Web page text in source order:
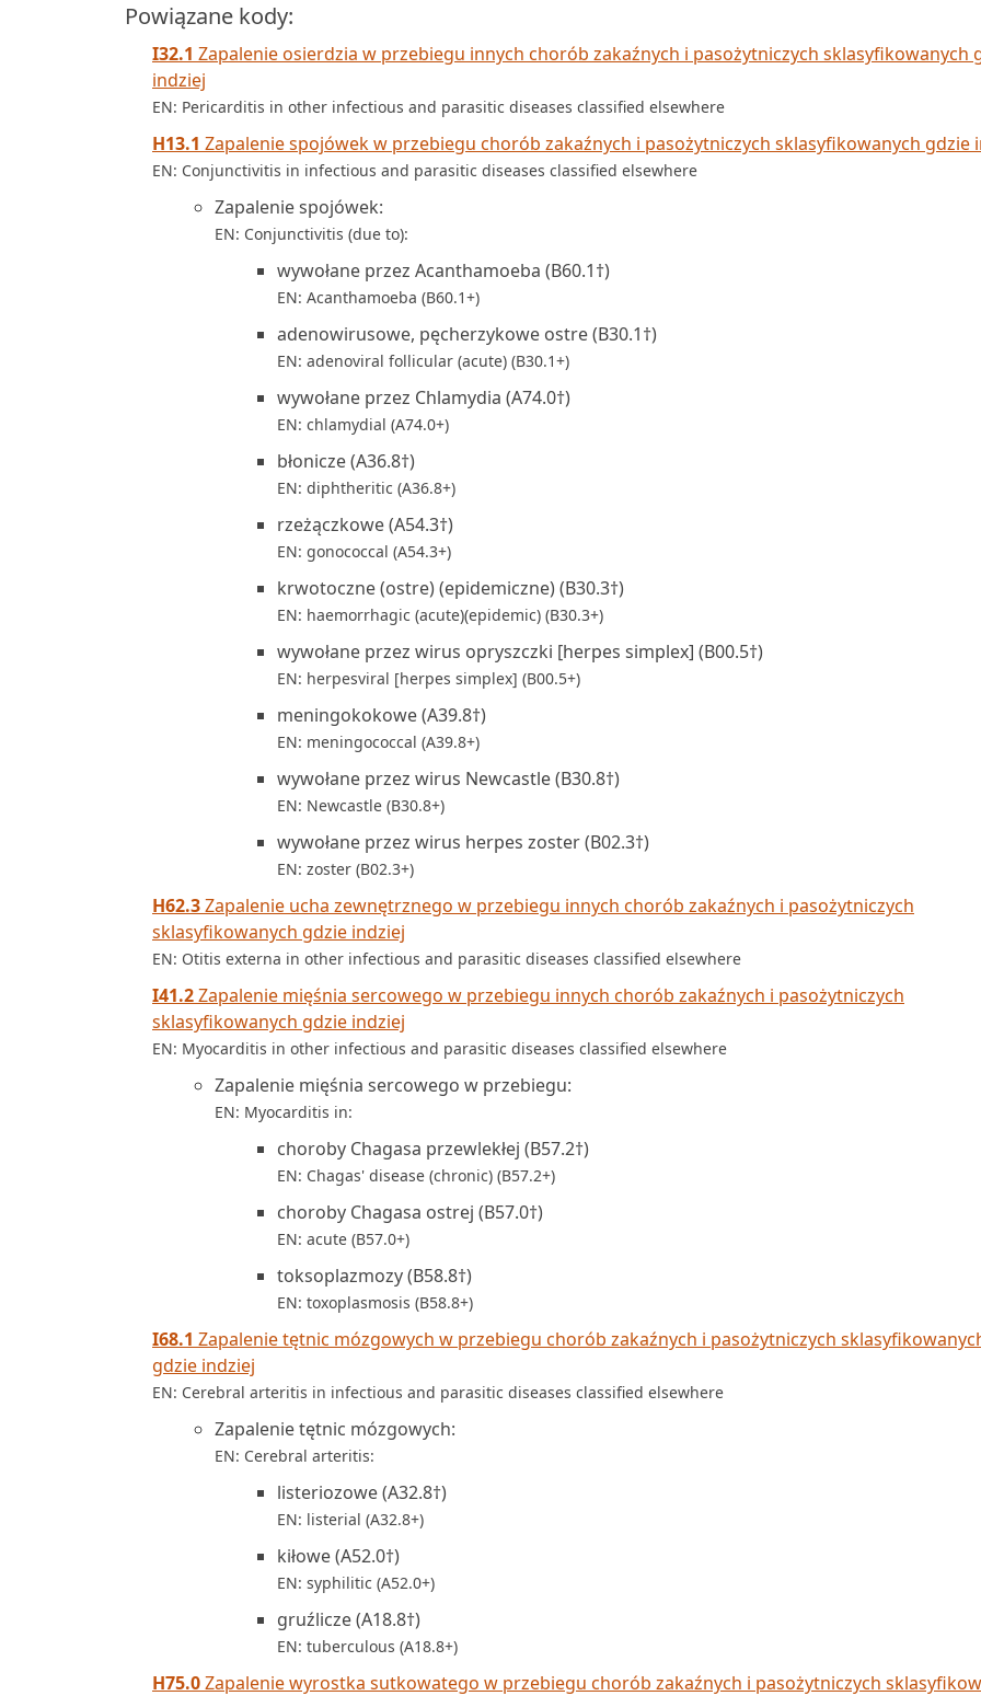
Powiązane kody:
I32.1 Zapalenie osierdzia w przebiegu innych chorób zakaźnych i pasożytniczych sklasyfikowanych
indziej
EN: Pericarditis in other infectious and parasitic diseases classified elsewhere
H13.1 Zapalenie spojówek w przebiegu chorób zakaźnych i pasożytniczych sklasyfikowanych gdzie
EN: Conjunctivitis in infectious and parasitic diseases classified elsewhere
Zapalenie spojówek:
EN: Conjunctivitis (due to):
wywołane przez Acanthamoeba (B60.1†)
EN: Acanthamoeba (B60.1+)
adenowirusowe, pęcherzykowe ostre (B30.1†)
EN: adenoviral follicular (acute) (B30.1+)
wywołane przez Chlamydia (A74.0†)
EN: chlamydial (A74.0+)
błonicze (A36.8†)
EN: diphtheritic (A36.8+)
rzeżączkowe (A54.3†)
EN: gonococcal (A54.3+)
krwotoczne (ostre) (epidemiczne) (B30.3†)
EN: haemorrhagic (acute)(epidemic) (B30.3+)
wywołane przez wirus opryszczki [herpes simplex] (B00.5†)
EN: herpesviral [herpes simplex] (B00.5+)
meningokokowe (A39.8†)
EN: meningococcal (A39.8+)
wywołane przez wirus Newcastle (B30.8†)
EN: Newcastle (B30.8+)
wywołane przez wirus herpes zoster (B02.3†)
EN: zoster (B02.3+)
H62.3Zapalenie ucha zewnętrznego w przebiegu innych chorób zakaźnych i pasożytniczych
sklasyfikowanych gdzie indziej
EN: Otitis externa in other infectious and parasitic diseases classified elsewhere
I41.2Zapalenie mięśnia sercowego w przebiegu innych chorób zakaźnych i pasożytniczych
sklasyfikowanych gdzie indziej
EN: Myocarditis in other infectious and parasitic diseases classified elsewhere
Zapalenie mięśnia sercowego w przebiegu:
EN: Myocarditis in:
choroby Chagasa przewlekłej (B57.2†)
EN: Chagas' disease (chronic) (B57.2+)
choroby Chagasa ostrej (B57.0†)
EN: acute (B57.0+)
toksoplazmozy (B58.8†)
EN: toxoplasmosis (B58.8+)
I68.1 Zapalenie tętnic mózgowych w przebiegu chorób zakaźnych i pasożytniczych
gdzie indziej
EN: Cerebral arteritis in infectious and parasitic diseases classified elsewhere
Zapalenie tętnic mózgowych:
EN: Cerebral arteritis:
listeriozowe (A32.8†)
EN: listerial (A32.8+)
kiłowe (A52.0†)
EN: syphilitic (A52.0+)
gruźlicze (A18.8†)
EN: tuberculous (A18.8+)
H75.0Zapalenie wyrostka sutkowatego w przebiegu chorób zakaźnych i pasożytniczych